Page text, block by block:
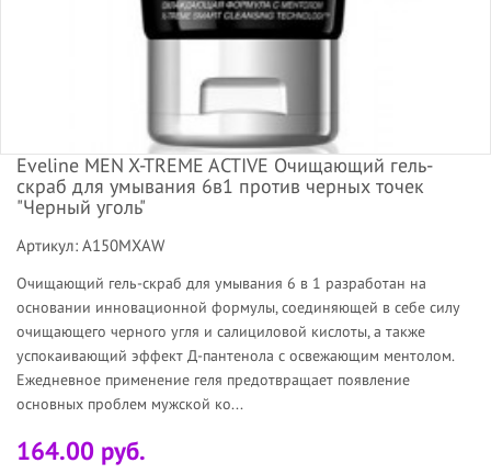
Eveline MEN X-TREME ACTIVE Очищающий гель-
скраб для умывания 6в1 против черных точек
"Черный уголь"
Артикул: A150MXAW
Очищающий гель-скраб для умывания 6 в 1 разработан на
основании инновационной формулы, соединяющей в себе силу
очищающего черного угля и салициловой кислоты, а также
успокаивающий эффект Д-пантенола с освежающим ментолом.
Ежедневное применение геля предотвращает появление
основных проблем мужской ко...
164.00 руб.